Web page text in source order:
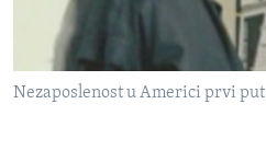
MAGAZIN
O GLASU AMERIKE
Nezaposlenost u Americi prvi put